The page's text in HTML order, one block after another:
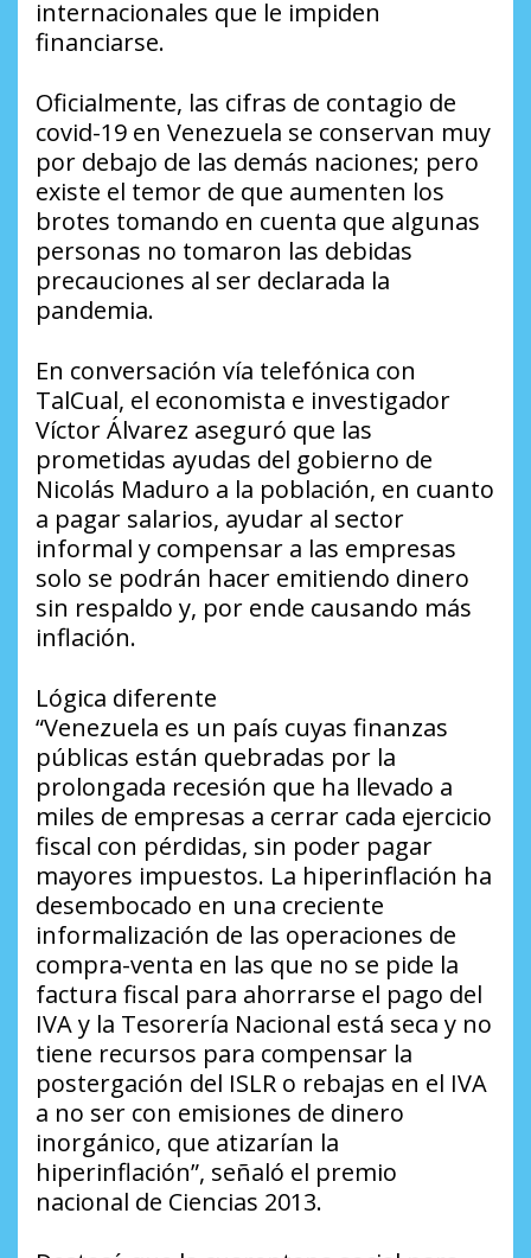
internacionales que le impiden
financiarse.
Oficialmente, las cifras de contagio de
covid-19 en Venezuela se conservan muy
por debajo de las demás naciones; pero
existe el temor de que aumenten los
brotes tomando en cuenta que algunas
personas no tomaron las debidas
precauciones al ser declarada la
pandemia.
En conversación vía telefónica con
TalCual, el economista e investigador
Víctor Álvarez aseguró que las
prometidas ayudas del gobierno de
Nicolás Maduro a la población, en cuanto
a pagar salarios, ayudar al sector
informal y compensar a las empresas
solo se podrán hacer emitiendo dinero
sin respaldo y, por ende causando más
inflación.
Lógica diferente
“Venezuela es un país cuyas finanzas
públicas están quebradas por la
prolongada recesión que ha llevado a
miles de empresas a cerrar cada ejercicio
fiscal con pérdidas, sin poder pagar
mayores impuestos. La hiperinflación ha
desembocado en una creciente
informalización de las operaciones de
compra-venta en las que no se pide la
factura fiscal para ahorrarse el pago del
IVA y la Tesorería Nacional está seca y no
tiene recursos para compensar la
postergación del ISLR o rebajas en el IVA
a no ser con emisiones de dinero
inorgánico, que atizarían la
hiperinflación”, señaló el premio
nacional de Ciencias 2013.